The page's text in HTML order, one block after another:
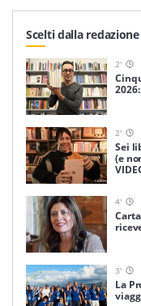
Scelti dalla redazione
2'
2'
Sei
(e
4'
3'
La